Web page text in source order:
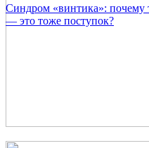
Синдром «винтика»: почему
— это тоже поступок?